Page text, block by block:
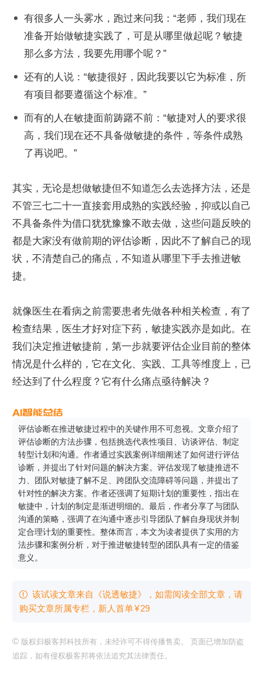
有很多人一头雾水，跑过来问我：“老师，我们现在
准备开始做敏捷实践了，可是从哪里做起呢？敏捷
那么多方法，我要先用哪个呢？”
还有的人说：“敏捷很好，因此我要以它为标准，所
有项目都要遵循这个标准。”
而有的人在敏捷面前踌躇不前：“敏捷对人的要求很
高，我们现在还不具备做敏捷的条件，等条件成熟
了再说吧。”
其实，无论是想做敏捷但不知道怎么去选择方法，还是
不管三七二十一直接套用成熟的实践经验，抑或以自己
不具备条件为借口犹犹豫豫不敢去做，这些问题反映的
都是大家没有做前期的评估诊断，因此不了解自己的现
状，不清楚自己的痛点，不知道从哪里下手去推进敏
捷。
就像医生在看病之前需要患者先做各种相关检查，有了
检查结果，医生才好对症下药，敏捷实践亦是如此。在
我们决定推进敏捷前，第一步就要评估企业目前的整体
情况是什么样的，它在文化、实践、工具等维度上，已
经达到了什么程度？它有什么痛点亟待解决？
评估诊断在推进敏捷过程中的关键作用不可忽视。文章介绍了
评估诊断的方法步骤，包括挑选代表性项目、访谈评估、制定
转型计划和沟通。作者通过实践案例详细阐述了如何进行评估
诊断，并提出了针对问题的解决方案。评估发现了敏捷推进不
力、团队对敏捷了解不足、跨团队交流障碍等问题，并提出了
针对性的解决方案。作者还强调了短期计划的重要性，指出在
敏捷中，计划的制定是渐进明细的。最后，作者分享了与团队
沟通的策略，强调了在沟通中逐步引导团队了解自身现状并制
定合理计划的重要性。整体而言，本文为读者提供了实用的方
法步骤和案例分析，对于推进敏捷转型的团队具有一定的借鉴
意义。
 该试读文章来自《说透敏捷》，如需阅读全部文章，请
购买文章所属专栏 ，新⼈⾸单¥29
© 版权归极客邦科技所有，未经许可不得传播售卖。 页面已增加防盗
追踪，如有侵权极客邦将依法追究其法律责任。